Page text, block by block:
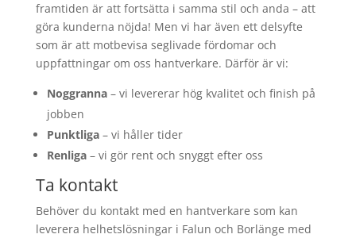
framtiden är att fortsätta i samma stil och anda – att
göra kunderna nöjda! Men vi har även ett delsyfte
som är att motbevisa seglivade fördomar och
uppfattningar om oss hantverkare. Därför är vi:
Noggranna– vi levererar hög kvalitet och finish på
jobben
Punktliga– vi håller tider
Renliga– vi gör rent och snyggt efter oss
Ta kontakt
Behöver du kontakt med en hantverkare som kan
leverera helhetslösningar i Falun och Borlänge med